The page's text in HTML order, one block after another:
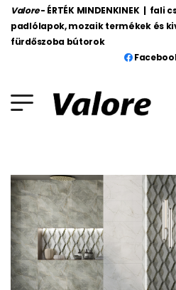
Valore - ÉRTÉK MINDENKINEK | fali
padlólapok, mozaik termékek és
fürdőszoba bútorok